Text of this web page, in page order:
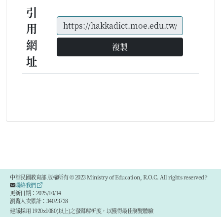
引
用
網
址
複製
中華民國教育部 版權所有 © 2023 Ministry of Education, R.O.C. All rights reserved.®
聯絡我們
更新日期：2025/10/14
瀏覽人次累計：34023738
建議採用 1920x1080(以上)之螢幕解析度，以獲得最佳瀏覽體驗